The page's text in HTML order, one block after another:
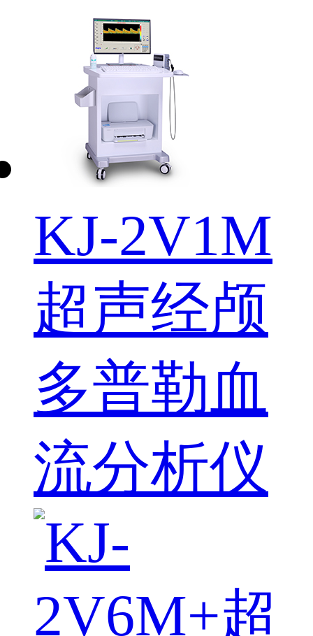
KJ-2V1M
超声经颅
多普勒血
流分析仪